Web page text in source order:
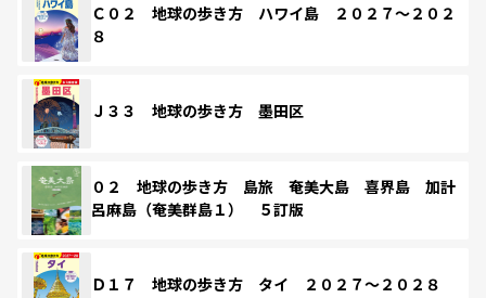
Ｃ０２ 地球の歩き方 ハワイ島 ２０２７～２０２
８
Ｊ３３ 地球の歩き方 墨田区
０２ 地球の歩き方 島旅 奄美大島 喜界島 加計
呂麻島（奄美群島１） ５訂版
Ｄ１７ 地球の歩き方 タイ ２０２７～２０２８